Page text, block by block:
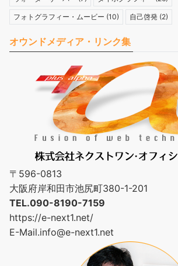
フォトグラフィー・ムービー (10) 自己啓発 (2)
オウンドメディア・リンク集
〒596-0813
大阪府岸和田市池尻町380-1-201
TEL.090-8190-7159
https://e-next1.net/
E-Mail.info@e-next1.net